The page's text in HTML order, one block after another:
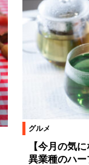
グルメ
【今月の気
異業種のハー